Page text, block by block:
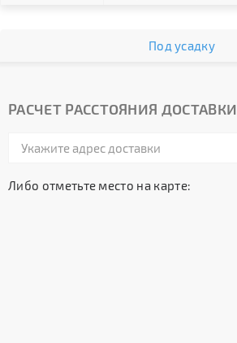
Под усадку
РАСЧЕТ РАССТОЯНИЯ ДОСТАВКИ
Либо отметьте место на карте: